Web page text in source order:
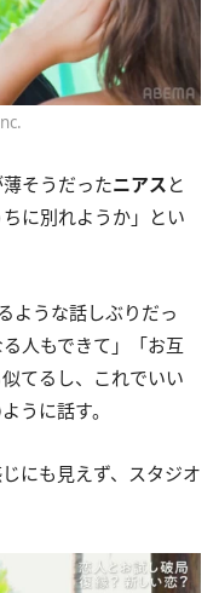
そうだったニアス と
に別れようか」とい
ような話しぶりだっ
人もできて」「お互
てるし、これでいい
うに話す。
にも見えず、スタジオ